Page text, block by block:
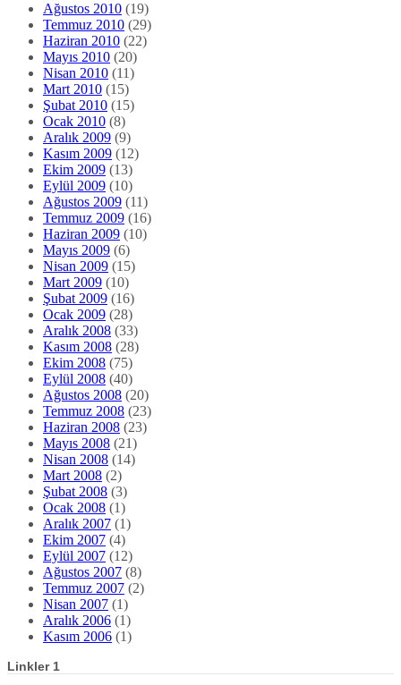
Ağustos 2010 (19)
Temmuz 2010 (29)
Haziran 2010 (22)
Mayıs 2010 (20)
Nisan 2010 (11)
Mart 2010 (15)
Şubat 2010 (15)
Ocak 2010 (8)
Aralık 2009 (9)
Kasım 2009 (12)
Ekim 2009 (13)
Eylül 2009 (10)
Ağustos 2009 (11)
Temmuz 2009 (16)
Haziran 2009 (10)
Mayıs 2009 (6)
Nisan 2009 (15)
Mart 2009 (10)
Şubat 2009 (16)
Ocak 2009 (28)
Aralık 2008 (33)
Kasım 2008 (28)
Ekim 2008 (75)
Eylül 2008 (40)
Ağustos 2008 (20)
Temmuz 2008 (23)
Haziran 2008 (23)
Mayıs 2008 (21)
Nisan 2008 (14)
Mart 2008 (2)
Şubat 2008 (3)
Ocak 2008 (1)
Aralık 2007 (1)
Ekim 2007 (4)
Eylül 2007 (12)
Ağustos 2007 (8)
Temmuz 2007 (2)
Nisan 2007 (1)
Aralık 2006 (1)
Kasım 2006 (1)
Linkler 1